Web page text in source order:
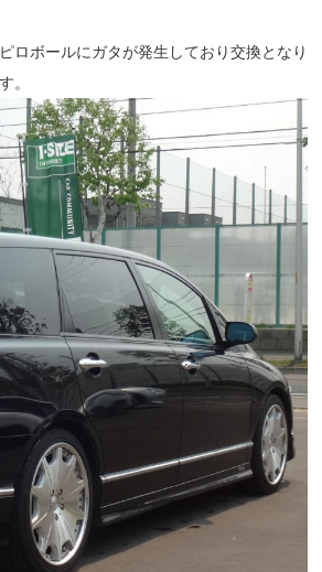
ロボールにガタが発生しており交換となり
。